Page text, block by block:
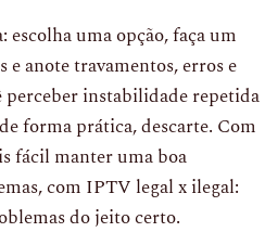
uma opção, faça um
anote travamentos, erros e
perceber instabilidade repetida
forma prática, descarte. Com
fácil manter uma boa
com IPTV legal x ilegal:
do jeito certo.